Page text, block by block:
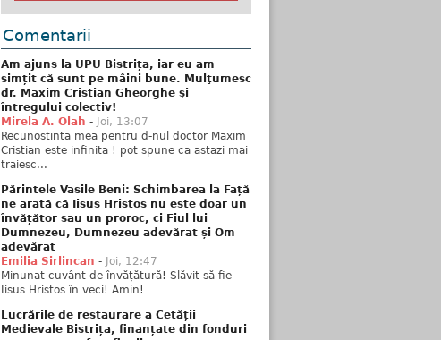
Comentarii
Am ajuns la UPU Bistrița, iar eu am
simțit că sunt pe mâini bune. Mulţumesc
dr. Maxim Cristian Gheorghe şi
întregului colectiv!
Mirela A. Olah - Joi, 13:07
Recunostinta mea pentru d-nul doctor Maxim
Cristian este infinita ! pot spune ca astazi mai
traiesc...
Părintele Vasile Beni: Schimbarea la Față
ne arată că Iisus Hristos nu este doar un
învățător sau un proroc, ci Fiul lui
Dumnezeu, Dumnezeu adevărat și Om
adevărat
Emilia Sirlincan - Joi, 12:47
Minunat cuvânt de învățătură! Slăvit să fie
Iisus Hristos în veci! Amin!
Lucrările de restaurare a Cetății
Medievale Bistrița, finanțate din fonduri